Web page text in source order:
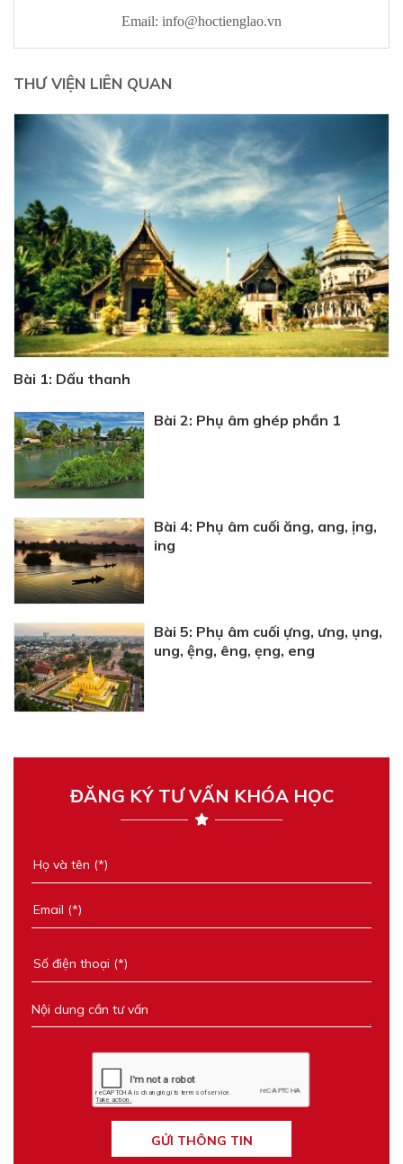
Email: info@hoctienglao.vn
THƯ VIỆN LIÊN QUAN
Bài 1: Dấu thanh
Bài 2: Phụ âm ghép phần 1
Bài 4: Phụ âm cuối ăng, ang, ịng,
ing
Bài 5: Phụ âm cuối ựng, ưng, ụng,
ung, ệng, êng, ẹng, eng
ĐĂNG KÝ TƯ VẤN KHÓA HỌC
GỬI THÔNG TIN